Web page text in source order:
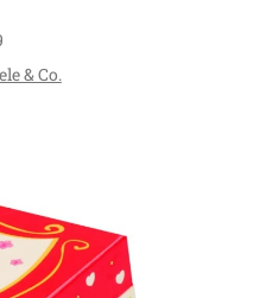
& Co.